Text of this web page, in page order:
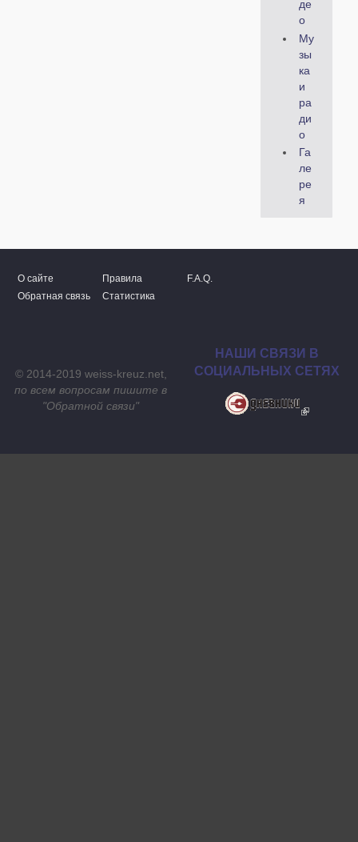
де
о
Му
зы
ка
и
ра
ди
о
Га
ле
ре
я
О сайте Правила
F.A.Q.
Обратная связь
Статистика
© 2014-2019 weiss-kreuz.net,
по всем вопросам пишите в
"Обратной связи"
НАШИ СВЯЗИ В
СОЦИАЛЬНЫХ СЕТЯХ